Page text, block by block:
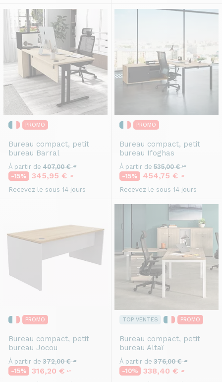
PROMO
Bureau compact, petit
bureau Barral
À partir de 407,00 €HT
-15% 345,95 € HT
Recevez le sous 14 jours
PROMO
Bureau compact, petit
bureau Ifoghas
À partir de 535,00 €HT
-15% 454,75 € HT
Recevez le sous 14 jours
PROMO
Bureau compact, petit
bureau Jocou
À partir de 372,00 €HT
-15% 316,20 € HT
TOP VENTES PROMO
Bureau compact, petit
bureau Altaï
À partir de 376,00 €HT
-10% 338,40 € HT